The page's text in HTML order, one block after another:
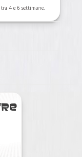
tra 4 e 6 settimane.